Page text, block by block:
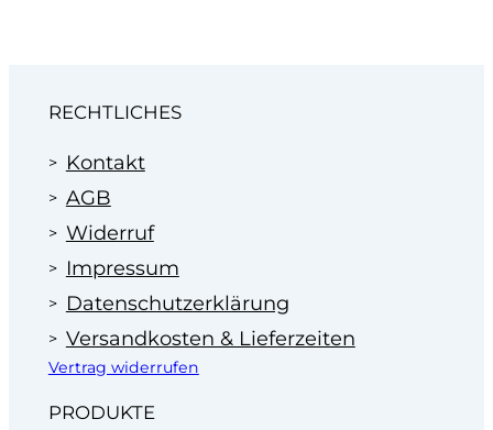
RECHTLICHES
Kontakt
AGB
Widerruf
Impressum
Datenschutzerklärung
Versandkosten & Lieferzeiten
Vertrag widerrufen
PRODUKTE